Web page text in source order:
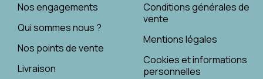
Nos engagements
Qui sommes nous ?
Nos points de vente
Livraison
Conditions générales de
vente
Mentions légales
Cookies et informations
personnelles